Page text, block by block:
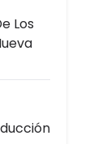
Los